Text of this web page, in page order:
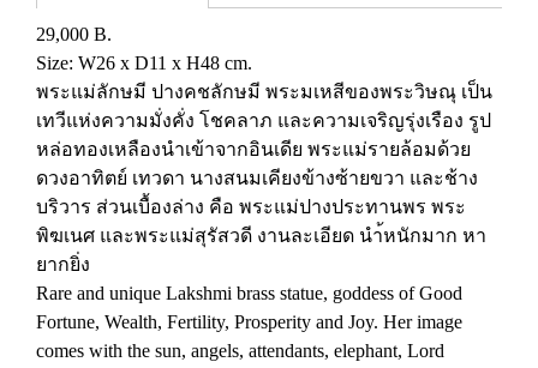
29,000 B.
Size: W26 x D11 x H48 cm.
พระแม่ลักษมี ปางคชลักษมี พระมเหสีของพระวิษณุ เป็น
เทวีแห่งความมั่งคั่ง โชคลาภ และความเจริญรุ่งเรือง รูป
หล่อทองเหลืองนำเข้าจากอินเดีย พระแม่รายล้อมด้วย
ดวงอาทิตย์ เทวดา นางสนมเคียงข้างซ้ายขวา และช้าง
บริวาร ส่วนเบื้องล่าง คือ พระแม่ปางประทานพร พระ
พิฆเนศ และพระแม่สุรัสวดี งานละเอียด นำ้หนักมาก หา
ยากยิ่ง
Rare and unique Lakshmi brass statue, goddess of Good
Fortune, Wealth, Fertility, Prosperity and Joy. Her image
comes with the sun, angels, attendants, elephant, Lord